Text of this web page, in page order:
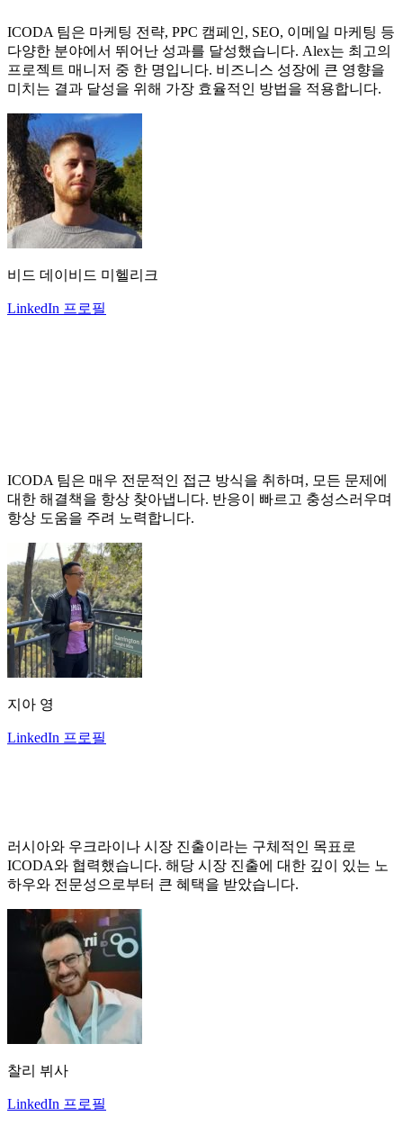
ICODA 팀은 마케팅 전략, PPC 캠페인, SEO, 이메일 마케팅 등
다양한 분야에서 뛰어난 성과를 달성했습니다. Alex는 최고의
프로젝트 매니저 중 한 명입니다. 비즈니스 성장에 큰 영향을
미치는 결과 달성을 위해 가장 효율적인 방법을 적용합니다.
비드 데이비드 미헬리크
LinkedIn 프로필
ICODA 팀은 매우 전문적인 접근 방식을 취하며, 모든 문제에
대한 해결책을 항상 찾아냅니다. 반응이 빠르고 충성스러우며
항상 도움을 주려 노력합니다.
지아 영
LinkedIn 프로필
러시아와 우크라이나 시장 진출이라는 구체적인 목표로
ICODA와 협력했습니다. 해당 시장 진출에 대한 깊이 있는 노
하우와 전문성으로부터 큰 혜택을 받았습니다.
찰리 뷔사
LinkedIn 프로필